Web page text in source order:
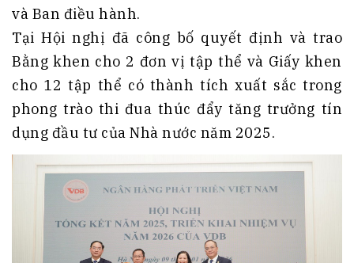
và Ban điều hành.
Tại Hội nghị đã công bố quyết định và trao
Bằng khen cho 2 đơn vị tập thể và Giấy khen
cho 12 tập thể có thành tích xuất sắc trong
phong trào thi đua thúc đẩy tăng trưởng tín
dụng đầu tư của Nhà nước năm 2025.